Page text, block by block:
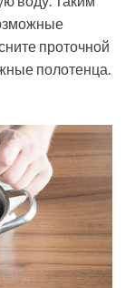
проточной
полотенца.